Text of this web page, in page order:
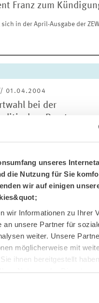
unseres
die Nutzung für Sie
wir auf einigen
wir Informationen zu Ihrer
an unsere Partner für
weiter. Unsere
möglicherweise mit
ihnen bereitgestellt
Nutzung der Dienste
Franz zum
in der April-Ausgabe der
// 01.04.2004
bei der
Beratung
März-Ausgabe der ZEWnews
ZEW-
18.02.2004
Deutschland:
aber keine
Unternehmen
am Standort
Bei der